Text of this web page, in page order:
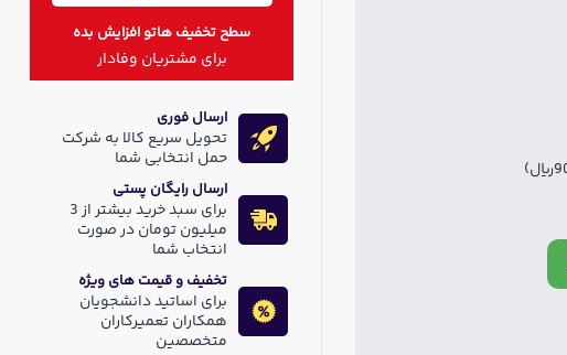
سطح تخفیف هاتو افزایش بده
برای مشتریان وفادار
ارسال فوری
تحویل سریع کالا به شرکت
حمل انتخابی شما
ارسال رایگان پستی
برای سبد خرید بیشتر از 3
میلیون تومان در صورت
انتخاب شما
تخفیف و قیمت های ویژه
برای اساتید دانشجویان
همکاران تعمیرکاران
متخصصین